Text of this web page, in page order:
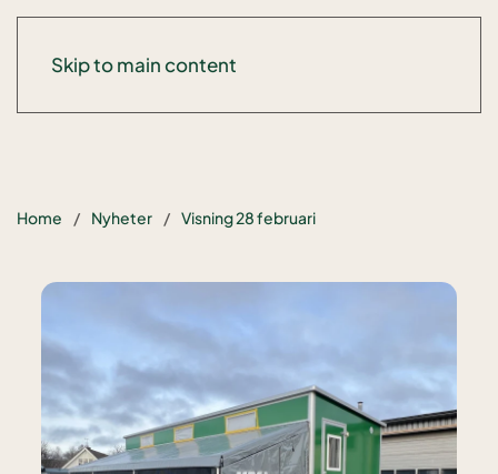
Skip to main content
Home Nyheter Visning 28 februari